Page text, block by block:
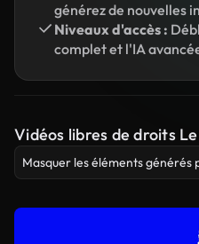
générez de nouvelles
Niveaux d'accès :
complet et l'IA
Vidéos libres de droits
Masquer les éléments générés